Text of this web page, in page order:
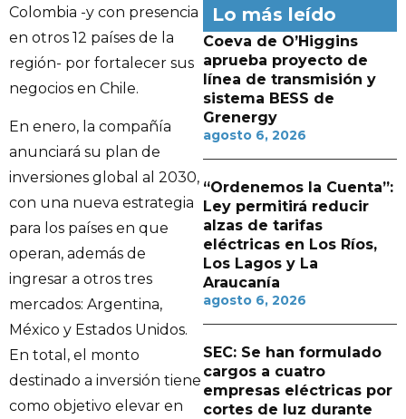
Colombia -y con presencia
en otros 12 países de la
región- por fortalecer sus
negocios en Chile.
En enero, la compañía
anunciará su plan de
inversiones global al 2030,
con una nueva estrategia
para los países en que
operan, además de
ingresar a otros tres
mercados: Argentina,
México y Estados Unidos.
En total, el monto
destinado a inversión tiene
como objetivo elevar en
Lo más leído
Coeva de O’Higgins
aprueba proyecto de
línea de transmisión y
sistema BESS de
Grenergy
agosto 6, 2026
“Ordenemos la Cuenta”:
Ley permitirá reducir
alzas de tarifas
eléctricas en Los Ríos,
Los Lagos y La
Araucanía
agosto 6, 2026
SEC: Se han formulado
cargos a cuatro
empresas eléctricas por
cortes de luz durante